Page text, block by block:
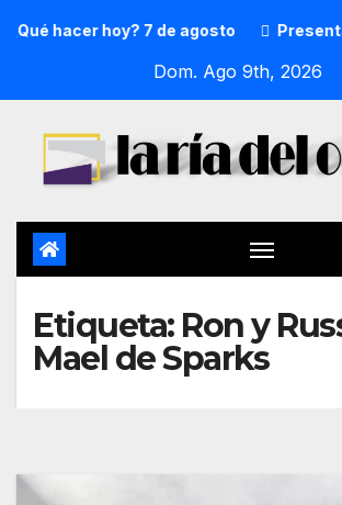
hacer hoy? 7 de agosto
Dom. Ago 9th, 2026
Etiqueta: Ron y
Mael de Sparks